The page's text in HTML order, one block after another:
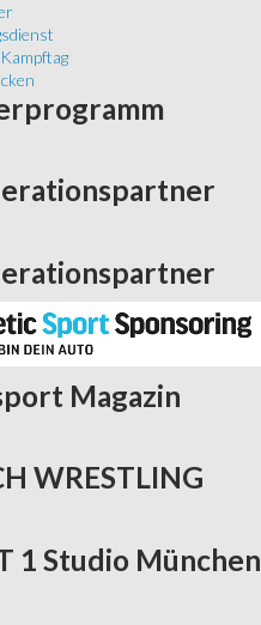
Magazin
WRESTLING
1 Studio München